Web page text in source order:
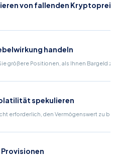
von fallenden
handeln
größere Positionen, als Ihnen Bargeld
spekulieren
erforderlich, den Vermögenswert zu
Provisionen